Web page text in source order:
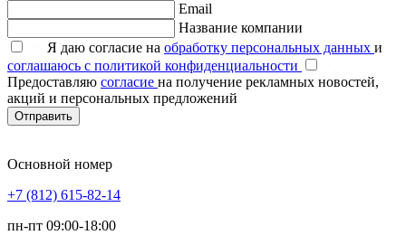
Email
Название компании
Я даю согласие на обработку персональных данных и
соглашаюсь с политикой конфиденциальности
Предоставляю согласие на получение рекламных новостей,
акций и персональных предложений
Отправить
Основной номер
+7 (812) 615-82-14
пн-пт 09:00-18:00